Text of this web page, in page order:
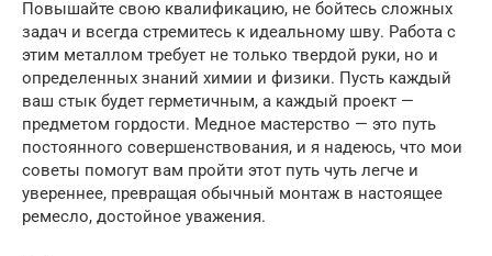
Повышайте свою квалификацию, не бойтесь сложных
задач и всегда стремитесь к идеальному шву. Работа с
этим металлом требует не только твердой руки, но и
определенных знаний химии и физики. Пусть каждый
ваш стык будет герметичным, а каждый проект —
предметом гордости. Медное мастерство — это путь
постоянного совершенствования, и я надеюсь, что мои
советы помогут вам пройти этот путь чуть легче и
увереннее, превращая обычный монтаж в настоящее
ремесло, достойное уважения.